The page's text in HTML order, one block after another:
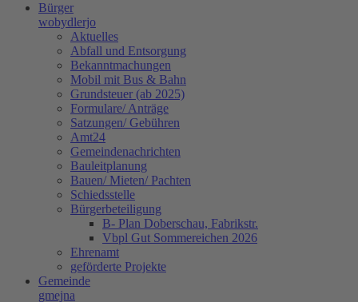
Bürger
wobydlerjo
Aktuelles
Abfall und Entsorgung
Bekanntmachungen
Mobil mit Bus & Bahn
Grundsteuer (ab 2025)
Formulare/ Anträge
Satzungen/ Gebühren
Amt24
Gemeindenachrichten
Bauleitplanung
Bauen/ Mieten/ Pachten
Schiedsstelle
Bürgerbeteiligung
B- Plan Doberschau, Fabrikstr.
Vbpl Gut Sommereichen 2026
Ehrenamt
geförderte Projekte
Gemeinde
gmejna